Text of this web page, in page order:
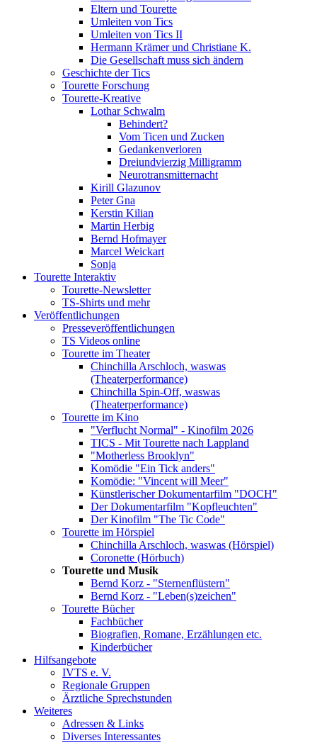
Eltern und Tourette
Umleiten von Tics
Umleiten von Tics II
Hermann Krämer und Christiane K.
Die Gesellschaft muss sich ändern
Geschichte der Tics
Tourette Forschung
Tourette-Kreative
Lothar Schwalm
Behindert?
Vom Ticen und Zucken
Gedankenverloren
Dreiundvierzig Milligramm
Neurotransmitternacht
Kirill Glazunov
Peter Gna
Kerstin Kilian
Martin Herbig
Bernd Hofmayer
Marcel Weickart
Sonja
Tourette Interaktiv
Tourette-Newsletter
TS-Shirts und mehr
Veröffentlichungen
Presseveröffentlichungen
TS Videos online
Tourette im Theater
Chinchilla Arschloch, waswas
(Theaterperformance)
Chinchilla Spin-Off, waswas
(Theaterperformance)
Tourette im Kino
"Verflucht Normal" - Kinofilm 2026
TICS - Mit Tourette nach Lappland
"Motherless Brooklyn"
Komödie "Ein Tick anders"
Komödie: "Vincent will Meer"
Künstlerischer Dokumentarfilm "DOCH"
Der Dokumentarfilm "Kopfleuchten"
Der Kinofilm "The Tic Code"
Tourette im Hörspiel
Chinchilla Arschloch, waswas (Hörspiel)
Coronette (Hörbuch)
Tourette und Musik
Bernd Korz - "Sternenflüstern"
Bernd Korz - "Leben(s)zeichen"
Tourette Bücher
Fachbücher
Biografien, Romane, Erzählungen etc.
Kinderbücher
Hilfsangebote
IVTS e. V.
Regionale Gruppen
Ärztliche Sprechstunden
Weiteres
Adressen & Links
Diverses Interessantes